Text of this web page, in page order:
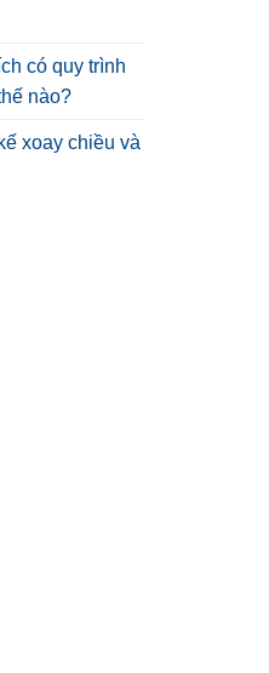
có quy trình
nào?
xoay chiều và